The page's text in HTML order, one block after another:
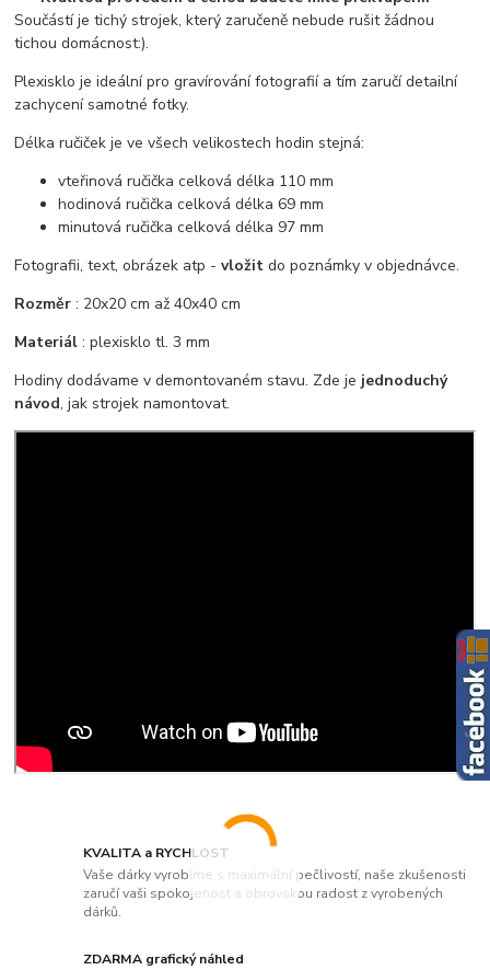
KVALITA a RYCHLOST
Vaše dárky vyrobíme s maximální pečlivostí, naše zkušenosti
zaručí vaši spokojenost a obrovskou radost z vyrobených
dárků.
ZDARMA grafický náhled
Součástí je tichý strojek, který zaručeně nebude rušit žádnou
tichou domácnost:).
Plexisklo je ideální pro gravírování fotografií a tím zaručí detailní
zachycení samotné fotky.
Délka ručiček je ve všech velikostech hodin stejná:
vteřinová ručička celková délka 110 mm
hodinová ručička celková délka 69 mm
minutová ručička celková délka 97 mm
Fotografii, text, obrázek atp -vložitdo poznámky v objednávce.
Rozměr : 20x20 cm až 40x40 cm
Materiál : plexisklo tl. 3 mm
Hodiny dodávame v demontovaném stavu. Zde je jednoduchý
návod, jak strojek namontovat.